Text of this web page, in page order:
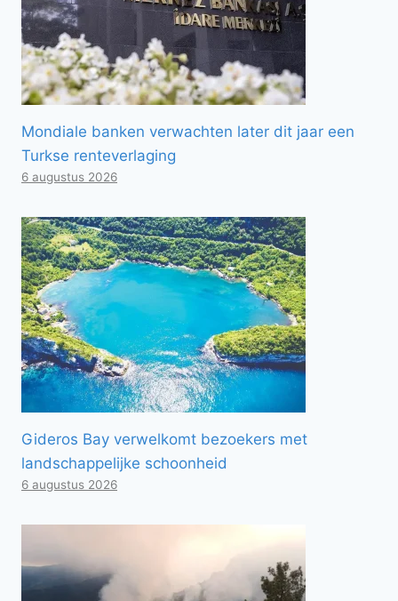
Mondiale banken verwachten later dit jaar een
Turkse renteverlaging
6 augustus 2026
Gideros Bay verwelkomt bezoekers met
landschappelijke schoonheid
6 augustus 2026